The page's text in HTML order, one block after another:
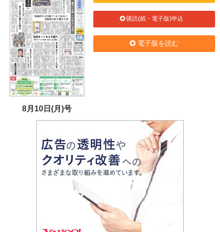
8月10日(月)号
購読(紙・電子版)申込
電子版を読む